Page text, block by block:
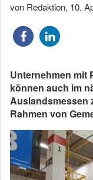
von Redaktion, 10.
Unternehmen mit
können auch im
Auslandsmessen
Rahmen von